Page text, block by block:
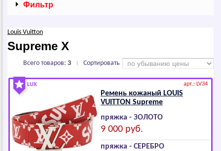
Фильтр
Louis Vuitton
Suprеmе Х
Всего товаров: 3 Сортировать
LUX арт.: LV34
Ремень кожаный LОUIS
VUIТТОN Suprеmе
пряжка - ЗОЛОТО
9 000 руб.
пряжка - СЕРЕБРО